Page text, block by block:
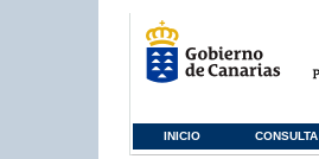
INICIO CONSULTA